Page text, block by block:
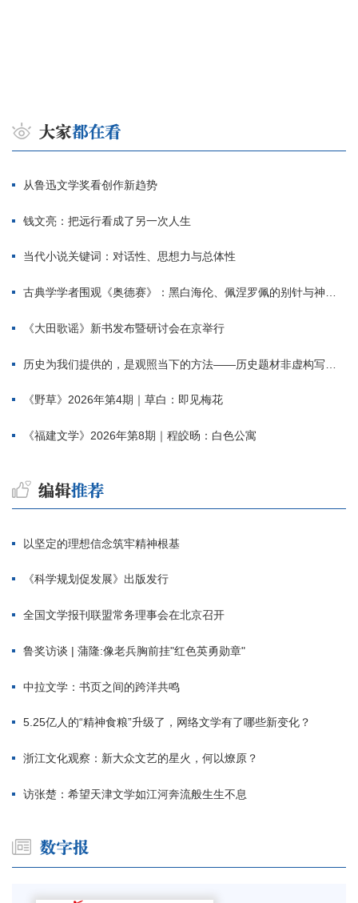
从鲁迅文学奖看创作新趋势
钱文亮：把远行看成了另一次人生
当代小说关键词：对话性、思想力与总体性
古典学学者围观《奥德赛》：黑白海伦、佩涅罗佩的别针与神秘入侵者
《大田歌谣》新书发布暨研讨会在京举行
历史为我们提供的，是观照当下的方法——历史题材非虚构写作多人谈
《野草》2026年第4期｜草白：即见梅花
《福建文学》2026年第8期｜程皎旸：白色公寓
以坚定的理想信念筑牢精神根基
《科学规划促发展》出版发行
全国文学报刊联盟常务理事会在北京召开
鲁奖访谈 | 蒲隆:像老兵胸前挂"红色英勇勋章"
中拉文学：书页之间的跨洋共鸣
5.25亿人的“精神食粮”升级了，网络文学有了哪些新变化？
浙江文化观察：新大众文艺的星火，何以燎原？
访张楚：希望天津文学如江河奔流般生生不息